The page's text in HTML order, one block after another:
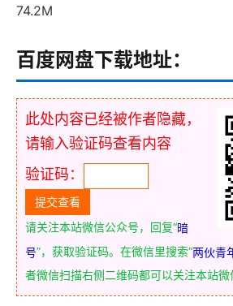
74.2M
百度网盘下载地址：
此处内容已经被作者隐藏，
请输入验证码查看内容
验证码：
请关注本站微信公众号，回复“暗
号”，获取验证码。在微信里搜索“两伙青
者微信扫描右侧二维码都可以关注本站微